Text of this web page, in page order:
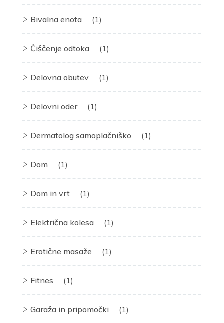
Bivalna enota (1)
Čiščenje odtoka (1)
Delovna obutev (1)
Delovni oder (1)
Dermatolog samoplačniško (1)
Dom (1)
Dom in vrt (1)
Električna kolesa (1)
Erotične masaže (1)
Fitnes (1)
Garaža in pripomočki (1)